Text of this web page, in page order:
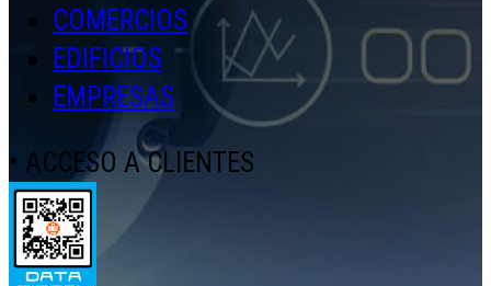
COMERCIOS
EDIFICIOS
EMPRESAS
• ACCESO A CLIENTES